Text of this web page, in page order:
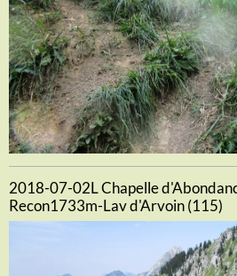
2018-07-02L Chapelle
Recon1733m-Lav d'Arvoin (115)